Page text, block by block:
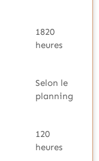
1820
heures
Selon le
planning
120
heures